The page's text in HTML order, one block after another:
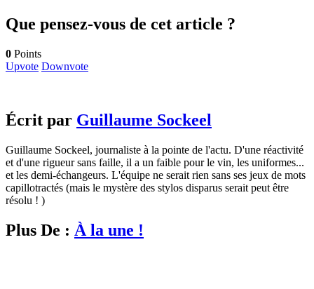
Que pensez-vous de cet article ?
0 Points
Upvote Downvote
Écrit par Guillaume Sockeel
Guillaume Sockeel, journaliste à la pointe de l'actu. D'une réactivité
et d'une rigueur sans faille, il a un faible pour le vin, les uniformes...
et les demi-échangeurs. L'équipe ne serait rien sans ses jeux de mots
capillotractés (mais le mystère des stylos disparus serait peut être
résolu ! )
Plus De : À la une !